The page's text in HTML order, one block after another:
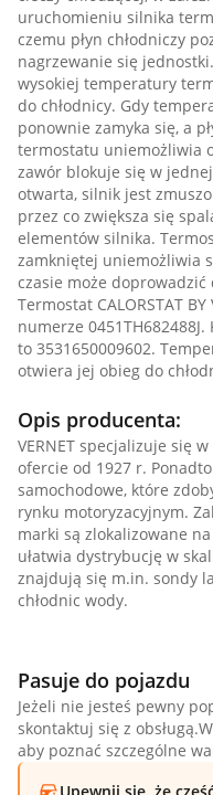
uruchomieniu silnika
czemu płyn chłodniczy
nagrzewanie się
wysokiej temperatury
do chłodnicy. Gdy
ponownie zamyka się, a
termostatu uniemożliwia
zawór blokuje się w
otwarta, silnik jest
przez co zwiększa się
elementów silnika.
zamkniętej uniemożliwia
czasie może
Termostat CALORSTAT
numerze
to 3531650009602.
otwiera jej obieg do
Opis producenta:
VERNET specjalizuje się
ofercie od 1927 r.
samochodowe, które
rynku motoryzacyjnym.
marki są zlokalizowane
ułatwia dystrybucję w
znajdują się m.in. sondy
chłodnic wody.
Pasuje do pojazdu
Jeżeli nie jesteś pewny
skontaktuj się z
aby poznać szczególne